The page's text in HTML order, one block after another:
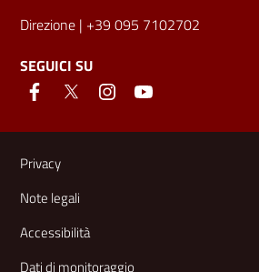
Direzione | +39 095 7102702
SEGUICI SU
Link e informazioni utili
Privacy
Note legali
Accessibilità
Dati di monitoraggio